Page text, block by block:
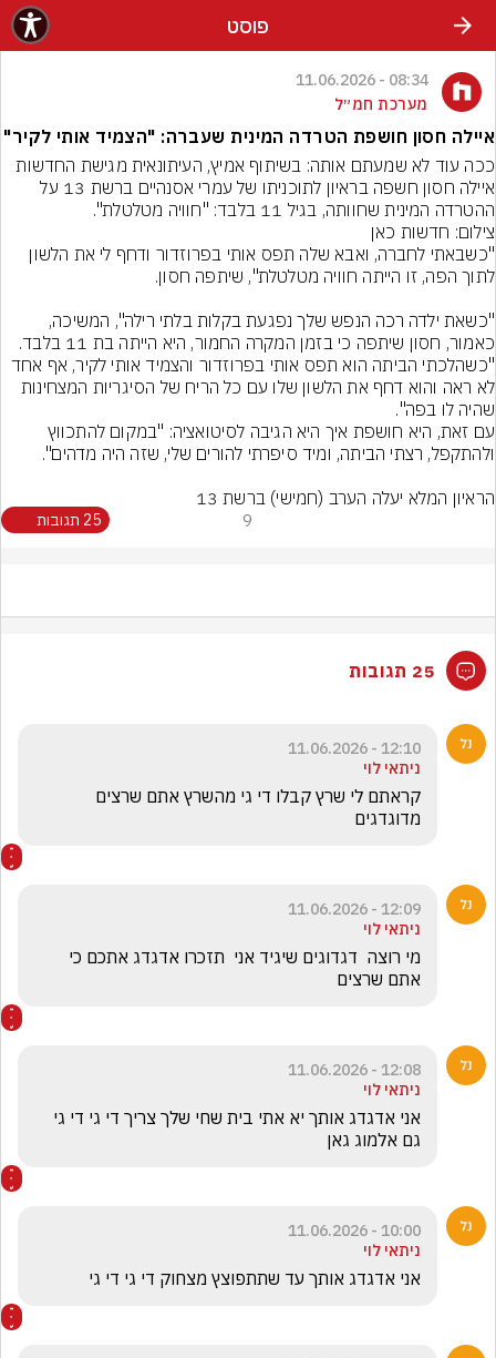
פוסט
08:34 - 11.06.2026
מערכת חמ״ל
איילה חסון חושפת הטרדה המינית שעברה: "הצמיד אותי לקיר"
ככה עוד לא שמעתם אותה: בשיתוף אמיץ, העיתונאית מגישת החדשות
איילה חסון חשפה בראיון לתוכניתו של עמרי אסנהיים ברשת 13 על
ההטרדה המינית שחוותה, בגיל 11 בלבד: "חוויה מטלטלת".
צילום: חדשות כאן
שהיה לו בפה".
הראיון המלא יעלה הערב (חמישי) ברשת 13
9 25 תגובות
25 תגובות
12:10 - 11.06.2026
ניתאי לוי
מדוגדגים
12:09 - 11.06.2026
ניתאי לוי
אתם שרצים
12:08 - 11.06.2026
ניתאי לוי
גם אלמוג גאן
10:00 - 11.06.2026
ניתאי לוי
אני אדגדג אותך עד שתתפוצץ מצחוק די גי די גי